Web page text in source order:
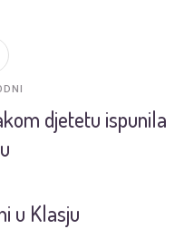
djetetu ispunila
u Klasju